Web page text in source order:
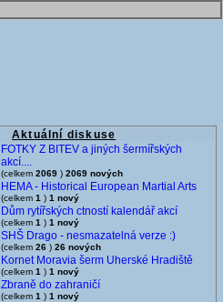
Aktuální diskuse
FOTKY Z BITEV a jiných šermířských
akcí....
(celkem 2069 ) 2069 nových
HEMA - Historical European Martial Arts
(celkem 1 ) 1 nový
Dům rytířských ctností kalendář akcí
(celkem 1 ) 1 nový
SHŠ Drago - nesmazatelná verze :)
(celkem 26 ) 26 nových
Kornet Moravia šerm Uherské Hradiště
(celkem 1 ) 1 nový
Zbraně do zahraničí
(celkem 1 ) 1 nový